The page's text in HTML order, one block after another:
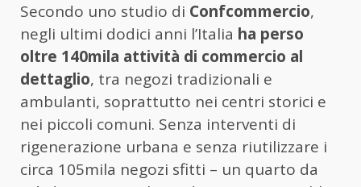
Secondo uno studio di Confcommercio,
negli ultimi dodici anni l’Italia ha perso
oltre 140mila attività di commercio al
dettaglio, tra negozi tradizionali e
ambulanti, soprattutto nei centri storici e
nei piccoli comuni. Senza interventi di
rigenerazione urbana e senza riutilizzare i
circa 105mila negozi sfitti – un quarto da